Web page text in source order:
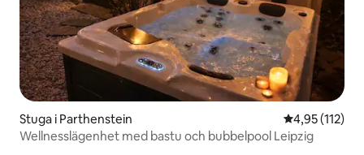
Stuga i Parthenstein 4,95 av 5 i
4,95 (112)
Wellnesslägenhet med bastu och bubbelpool Leipzig